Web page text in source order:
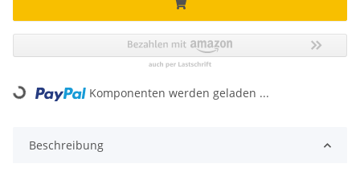
Loading... Komponenten werden geladen ...
Beschreibung